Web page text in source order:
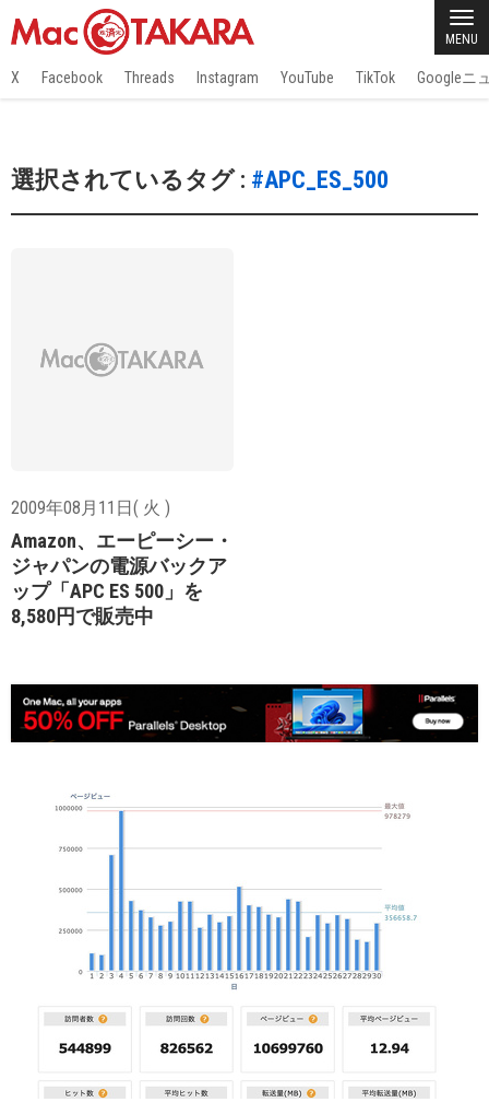
MENU
X Facebook Threads Instagram YouTube TikTok Googleニ
選択されているタグ : #APC_ES_500
2009年08月11日( 火 )
Amazon、エーピーシー・
ジャパンの電源バックア
ップ「APC ES 500」を
8,580円で販売中